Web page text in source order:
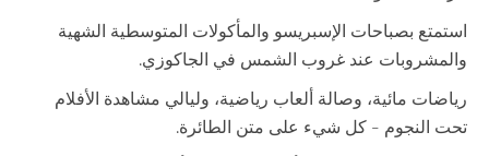
استمتع بصباحات الإسبريسو والمأكولات المتوسطية الشهية
والمشروبات عند غروب الشمس في الجاكوزي.
رياضات مائية، وصالة ألعاب رياضية، وليالي مشاهدة الأفلام
تحت النجوم - كل شيء على متن الطائرة.